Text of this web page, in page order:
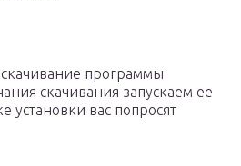
скачивание программы
скачивания запускаем ее
установки вас попросят